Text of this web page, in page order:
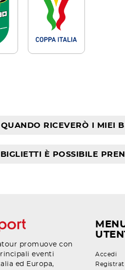
RICEVERÒ I MIEI
È POSSIBILE
promuove con
eventi
ed Europa,
Accedi